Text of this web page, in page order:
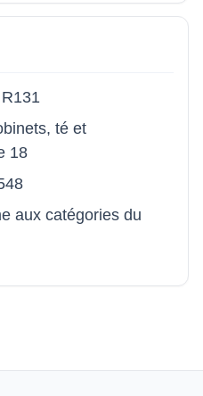
té et
18
aux catégories du